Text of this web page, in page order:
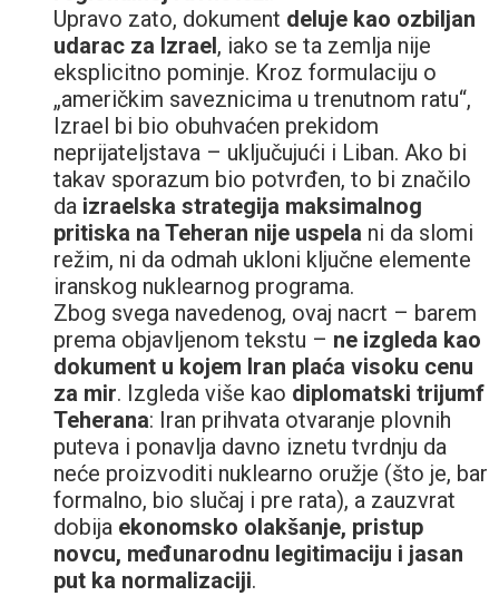
Upravo zato, dokument deluje kao ozbiljan
udarac za Izrael, iako se ta zemlja nije
eksplicitno pominje. Kroz formulaciju o
„američkim saveznicima u trenutnom ratu“,
Izrael bi bio obuhvaćen prekidom
neprijateljstava – uključujući i Liban. Ako bi
takav sporazum bio potvrđen, to bi značilo
da izraelska strategija maksimalnog
pritiska na Teheran nije uspela ni da slomi
režim, ni da odmah ukloni ključne elemente
iranskog nuklearnog programa.
Zbog svega navedenog, ovaj nacrt – barem
prema objavljenom tekstu – ne izgleda kao
dokument u kojem Iran plaća visoku cenu
za mir. Izgleda više kao diplomatski trijumf
Teherana: Iran prihvata otvaranje plovnih
puteva i ponavlja davno iznetu tvrdnju da
neće proizvoditi nuklearno oružje (što je, bar
formalno, bio slučaj i pre rata), a zauzvrat
dobija ekonomsko olakšanje, pristup
novcu, međunarodnu legitimaciju i jasan
put ka normalizaciji.